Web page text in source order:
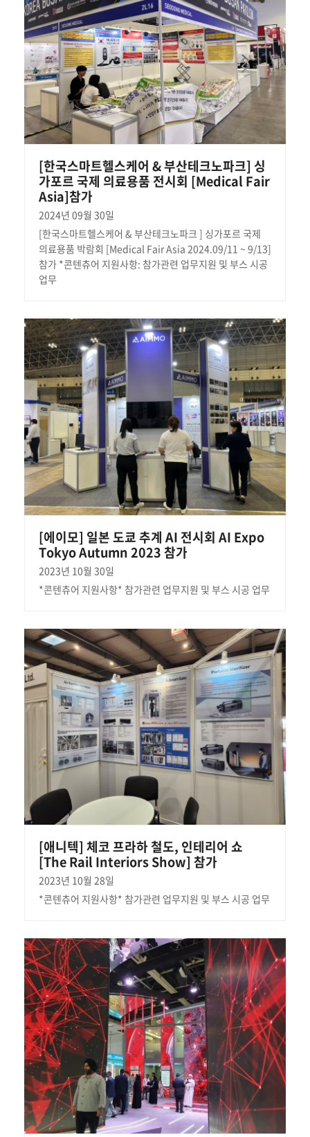
[한국스마트헬스케어 & 부산테크노파크] 싱
가포르 국제 의료용품 전시회 [Medical Fair
Asia]참가
2024년 09월 30일
[한국스마트헬스케어 & 부산테크노파크 ] 싱가포르 국제
의료용품 박람회 [Medical Fair Asia 2024.09/11 ~ 9/13]
참가 *콘텐츄어 지원사항: 참가관련 업무지원 및 부스 시공
업무
[에이모] 일본 도쿄 추계 AI 전시회 AI Expo
Tokyo Autumn 2023 참가
2023년 10월 30일
*콘텐츄어 지원사항* 참가관련 업무지원 및 부스 시공 업무
[애니텍] 체코 프라하 철도, 인테리어 쇼
[The Rail Interiors Show] 참가
2023년 10월 28일
*콘텐츄어 지원사항* 참가관련 업무지원 및 부스 시공 업무